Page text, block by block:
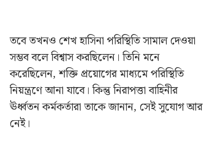
তবে তখনও শেখ হাসিনা পরিস্থিতি সামাল দেওয়া
সম্ভব বলে বিশ্বাস করছিলেন। তিনি মনে
করেছিলেন, শক্তি প্রয়োগের মাধ্যমে পরিস্থিতি
নিয়ন্ত্রণে আনা যাবে। কিন্তু নিরাপত্তা বাহিনীর
ঊর্ধ্বতন কর্মকর্তারা তাকে জানান, সেই সুযোগ আর
নেই।